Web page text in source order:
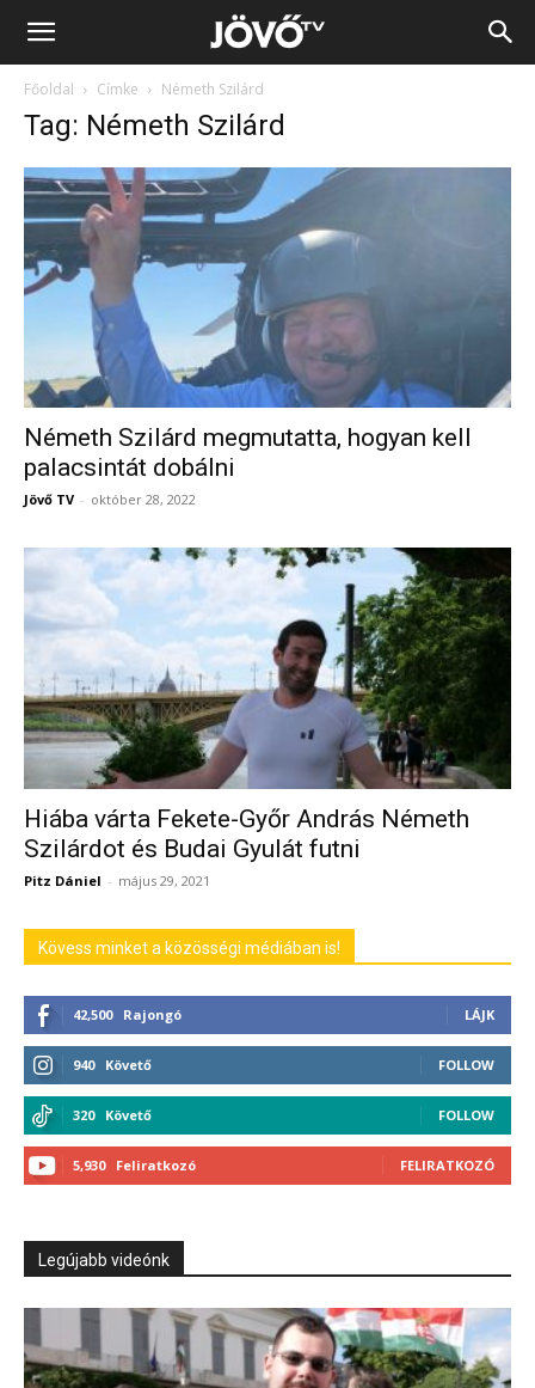
Jövő
Főoldal Címke Németh Szilárd
Tag: Németh Szilárd
Németh Szilárd megmutatta, hogyan kell
palacsintát dobálni
Jövő TV - október 28, 2022
Hiába várta Fekete-Győr András Németh
Szilárdot és Budai Gyulát futni
Pitz Dániel - május 29, 2021
Kövess minket a közösségi médiában is!
42,500 Rajongó LÁJK
940 Követő FOLLOW
320 Követő FOLLOW
5,930 Feliratkozó FELIRATKOZÓ
Legújabb videónk